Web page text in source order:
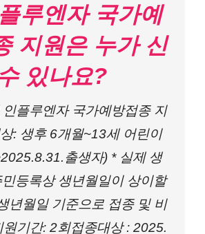
루엔자 국가예
지원은 누가 신
있나요?
플루엔자 국가예방접종 지
: 생후 6개월~13세 어린이
출생자) * 실제 생
등록상 생년월일이 상이할
년월일 기준으로 접종 및 비
원기간: 2회접종대상 : 2025.